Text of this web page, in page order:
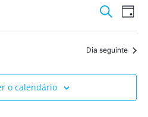
de
e
Pesquisar
de
de
Dia
Dia seguinte
o calendário